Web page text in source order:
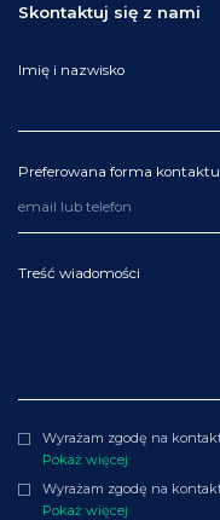
Skontaktuj się z nami
Imię i nazwisko
Preferowana forma kontaktu
Treść wiadomości
Wyrażam zgodę na
Pokaż więcej
Wyrażam zgodę na
Pokaż więcej